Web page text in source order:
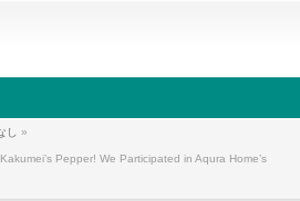
し »
Pepper! We Participated in Aqura Home’s